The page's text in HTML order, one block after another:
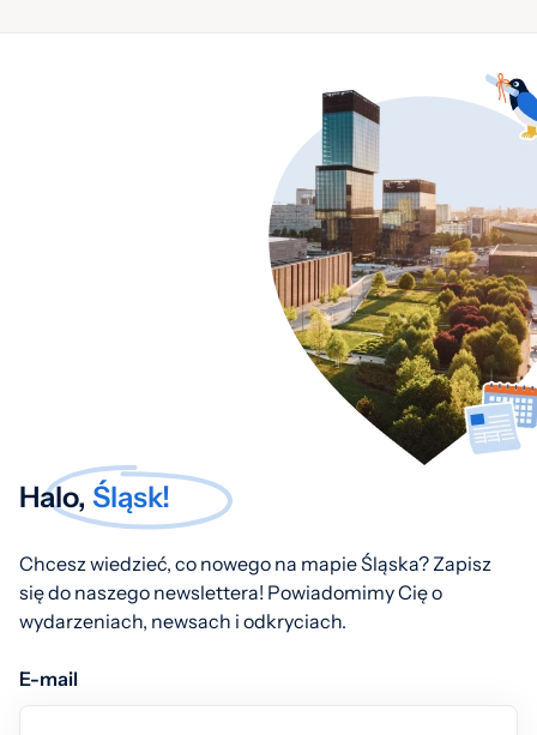
Halo, Śląsk!
Chcesz wiedzieć, co nowego na mapie Śląska? Zapisz
się do naszego newslettera! Powiadomimy Cię o
wydarzeniach, newsach i odkryciach.
E-mail